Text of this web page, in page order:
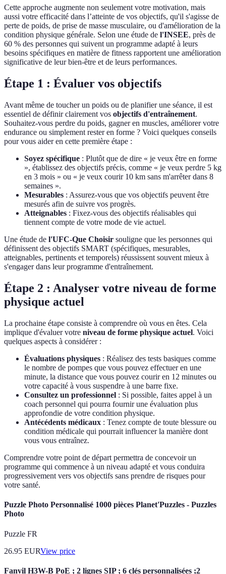
Cette approche augmente non seulement votre motivation, mais
aussi votre efficacité dans l’atteinte de vos objectifs, qu'il s'agisse de
perte de poids, de prise de masse musculaire, ou d'amélioration de la
condition physique générale. Selon une étude de l'INSEE, près de
60 % des personnes qui suivent un programme adapté à leurs
besoins spécifiques en matière de fitness rapportent une amélioration
significative de leur bien-être et de leurs performances.
Étape 1 : Évaluer vos objectifs
Avant même de toucher un poids ou de planifier une séance, il est
essentiel de définir clairement vos objectifs d'entraînement.
Souhaitez-vous perdre du poids, gagner en muscles, améliorer votre
endurance ou simplement rester en forme ? Voici quelques conseils
pour vous aider en cette première étape :
Soyez spécifique : Plutôt que de dire « je veux être en forme
», établissez des objectifs précis, comme « je veux perdre 5 kg
en 3 mois » ou « je veux courir 10 km sans m'arrêter dans 8
semaines ».
Mesurables : Assurez-vous que vos objectifs peuvent être
mesurés afin de suivre vos progrès.
Atteignables : Fixez-vous des objectifs réalisables qui
tiennent compte de votre mode de vie actuel.
Une étude de l'UFC-Que Choisir souligne que les personnes qui
définissent des objectifs SMART (spécifiques, mesurables,
atteignables, pertinents et temporels) réussissent souvent mieux à
s'engager dans leur programme d'entraînement.
Étape 2 : Analyser votre niveau de forme
physique actuel
La prochaine étape consiste à comprendre où vous en êtes. Cela
implique d'évaluer votre niveau de forme physique actuel. Voici
quelques aspects à considérer :
Évaluations physiques : Réalisez des tests basiques comme
le nombre de pompes que vous pouvez effectuer en une
minute, la distance que vous pouvez courir en 12 minutes ou
votre capacité à vous suspendre à une barre fixe.
Consultez un professionnel : Si possible, faites appel à un
coach personnel qui pourra fournir une évaluation plus
approfondie de votre condition physique.
Antécédents médicaux : Tenez compte de toute blessure ou
condition médicale qui pourrait influencer la manière dont
vous vous entraînez.
Comprendre votre point de départ permettra de concevoir un
programme qui commence à un niveau adapté et vous conduira
progressivement vers vos objectifs sans prendre de risques pour
votre santé.
Puzzle Photo Personnalisé 1000 pièces Planet'Puzzles - Puzzles
Photo
Puzzle FR
26.95 EURView price
Fanvil H3W-B PoE ; 2 lignes SIP ; 6 clés personnalisées ;2